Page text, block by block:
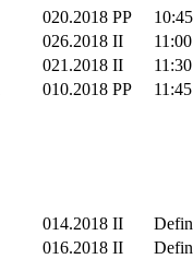
020.2018 PP
10:45
026.2018 II
11:00
021.2018 II
11:30
010.2018 PP 11:45
014.2018 II
016.2018 II